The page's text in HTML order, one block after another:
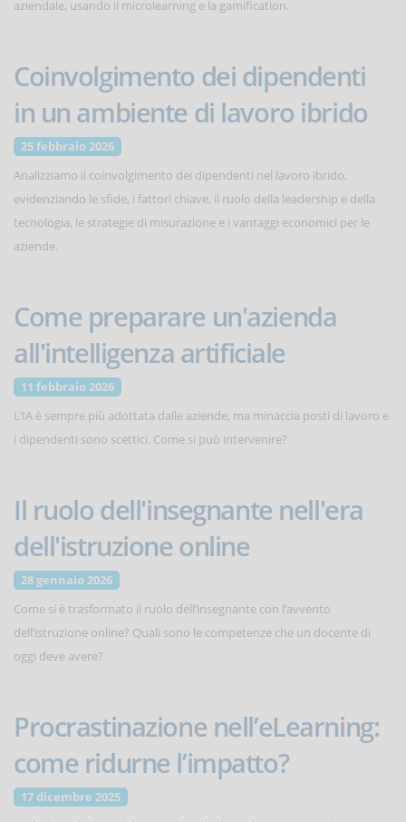
aziendale, usando il microlearning e la gamification.
Coinvolgimento dei dipendenti
in un ambiente di lavoro ibrido
25 febbraio 2026
Analizziamo il coinvolgimento dei dipendenti nel lavoro ibrido,
evidenziando le sfide, i fattori chiave, il ruolo della leadership e della
tecnologia, le strategie di misurazione e i vantaggi economici per le
aziende.
Come preparare un'azienda
all'intelligenza artificiale
11 febbraio 2026
L’IA è sempre più adottata dalle aziende, ma minaccia posti di lavoro e
i dipendenti sono scettici. Come si può intervenire?
Il ruolo dell'insegnante nell'era
dell'istruzione online
28 gennaio 2026
Come si è trasformato il ruolo dell’insegnante con l’avvento
dell’istruzione online? Quali sono le competenze che un docente di
oggi deve avere?
Procrastinazione nell’eLearning:
come ridurne l’impatto?
17 dicembre 2025